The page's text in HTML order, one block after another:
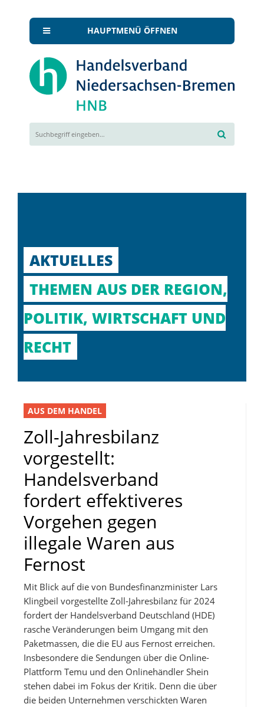
HAUPTMENÜ ÖFFNEN
AKTUELLES
THEMEN AUS DER REGION,
POLITIK, WIRTSCHAFT UND
RECHT
AUS DEM HANDEL
Zoll-Jahresbilanz
vorgestellt:
Handelsverband
fordert effektiveres
Vorgehen gegen
illegale Waren aus
Fernost
Mit Blick auf die von Bundesfinanzminister Lars
Klingbeil vorgestellte Zoll-Jahresbilanz für 2024
fordert der Handelsverband Deutschland (HDE)
rasche Veränderungen beim Umgang mit den
Paketmassen, die die EU aus Fernost erreichen.
Insbesondere die Sendungen über die Online-
Plattform Temu und den Onlinehändler Shein
stehen dabei im Fokus der Kritik. Denn die über
die beiden Unternehmen verschickten Waren